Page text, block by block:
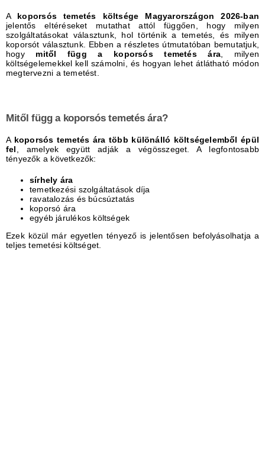
A koporsós temetés költsége Magyarországon 2026-ban
jelentős eltéréseket mutathat attól függően, hogy milyen
szolgáltatásokat választunk, hol történik a temetés, és milyen
koporsót választunk. Ebben a részletes útmutatóban bemutatjuk,
hogy mitől függ a koporsós temetés ára, milyen
költségelemekkel kell számolni, és hogyan lehet átlátható módon
megtervezni a temetést.
Mitől függ a koporsós temetés ára?
A koporsós temetés ára több különálló költségelemből épül
fel
, amelyek együtt adják a végösszeget. A legfontosabb
tényezők a következők:
sírhely ára
temetkezési szolgáltatások díja
ravatalozás és búcsúztatás
koporsó ára
egyéb járulékos költségek
Ezek közül már egyetlen tényező is jelentősen befolyásolhatja a
teljes temetési költséget.